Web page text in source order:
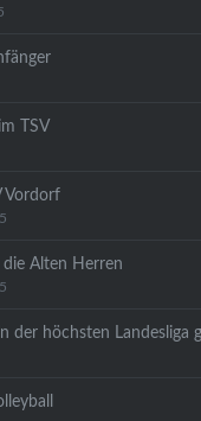
TSV
Vordorf
Alten Herren
der höchsten Landesliga